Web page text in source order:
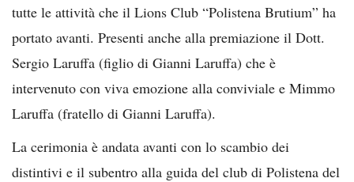
tutte le attività che il Lions Club “Polistena Brutium” ha
portato avanti. Presenti anche alla premiazione il Dott.
Sergio Laruffa (figlio di Gianni Laruffa) che è
intervenuto con viva emozione alla conviviale e Mimmo
Laruffa (fratello di Gianni Laruffa).
La cerimonia è andata avanti con lo scambio dei
distintivi e il subentro alla guida del club di Polistena del